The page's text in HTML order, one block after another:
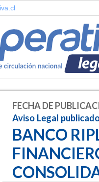
FECHA DE
Aviso Legal
BANCO